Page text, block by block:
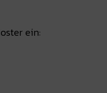
ein: